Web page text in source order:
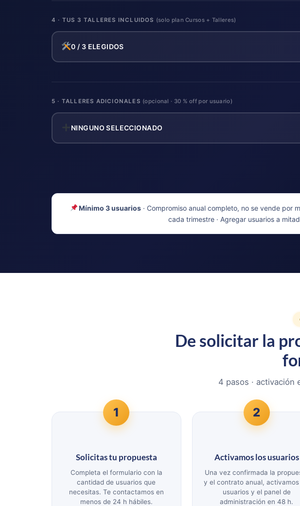
4 · TUS 3 TALLERES INCLUIDOS (solo plan Cursos + Talleres)
0 / 3 ELEGIDOS
5 · TALLERES ADICIONALES (opcional · 30 % off por usuario)
NINGUNO SELECCIONADO
Mínimo 3 usuarios · Compromiso anual completo, no se vende por
cada trimestre · Agregar usuarios a
De solicitar la
4 pasos ·
1
Solicitas tu propuesta
Completa el formulario con la
cantidad de usuarios que
necesitas. Te contactamos en
menos de 24 h hábiles.
2
Activamos los usuarios
Una vez confirmada la
y el contrato anual, activamos
usuarios y el panel de
administración en 48 h.